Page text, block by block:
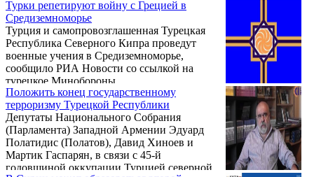
Турки репетируют войну с Грецией в
Средиземноморье
Турция и самопровозглашенная Турецкая
Республика Северного Кипра проведут
военные учения в Средиземноморье,
сообщило РИА Новости со ссылкой на
турецкое Минобороны.
Положить конец государственному
терроризму Турецкой Республики
Депутаты Национального Собрания
(Парламента) Западной Армении Эдуард
Полатидис (Полатов), Давид Хиноев и
Мартик Гаспарян, в связи с 45-й
годовщиной оккупации Турцией северной